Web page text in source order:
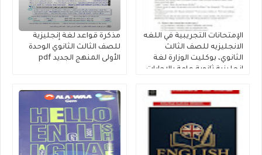
الإمتحانات التجريبية في اللغه
الانجليزيه للصف الثالث
الثانوي، بوكليت الوزارة لغة
إنجليزية ثانوية عامة بالإجابات
مذكرة قواعد لغة إنجليزية
للصف الثالث الثانوي الوحدة
الأولى المنهج الجديد pdf